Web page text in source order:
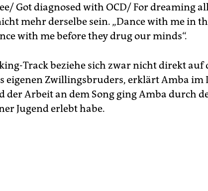
Got diagnosed with OCD/ For dreaming
mehr derselbe sein. „Dance with me in
with me before they drug our minds“.
Track beziehe sich zwar nicht direkt auf
eigenen Zwillingsbruders, erklärt Amba im
der Arbeit an dem Song ging Amba durch
Jugend erlebt habe.